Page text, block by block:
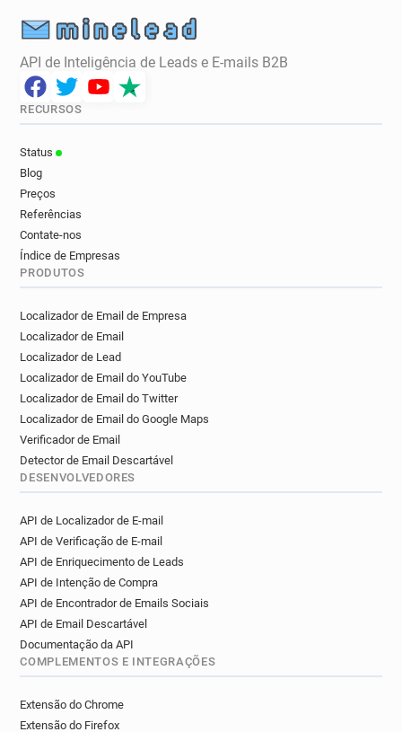
API de Inteligência de Leads e E-mails B2B
RECURSOS
Status
Blog
Preços
Referências
Contate-nos
Índice de Empresas
PRODUTOS
Localizador de Email de Empresa
Localizador de Email
Localizador de Lead
Localizador de Email do YouTube
Localizador de Email do Twitter
Localizador de Email do Google Maps
Verificador de Email
Detector de Email Descartável
DESENVOLVEDORES
API de Localizador de E-mail
API de Verificação de E-mail
API de Enriquecimento de Leads
API de Intenção de Compra
API de Encontrador de Emails Sociais
API de Email Descartável
Documentação da API
COMPLEMENTOS E INTEGRAÇÕES
Extensão do Chrome
Extensão do Firefox